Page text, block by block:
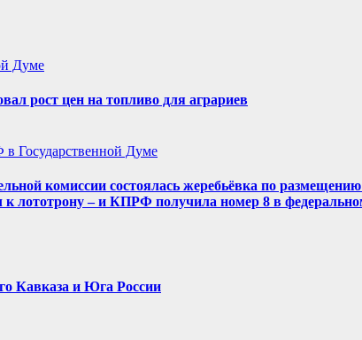
Думе
рост цен на топливо для аграриев
Государственной Думе
комиссии состоялась жеребьёвка по
лототрону – и КПРФ получила номер 8 в
Кавказа и Юга России